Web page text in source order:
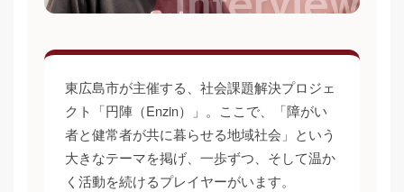
東広島市が主催する、社会課題解決プロジェ
クト「円陣（Enzin）」。ここで、「障がい
者と健常者が共に暮らせる地域社会」という
大きなテーマを掲げ、一歩ずつ、そして温か
く活動を続けるプレイヤーがいます。